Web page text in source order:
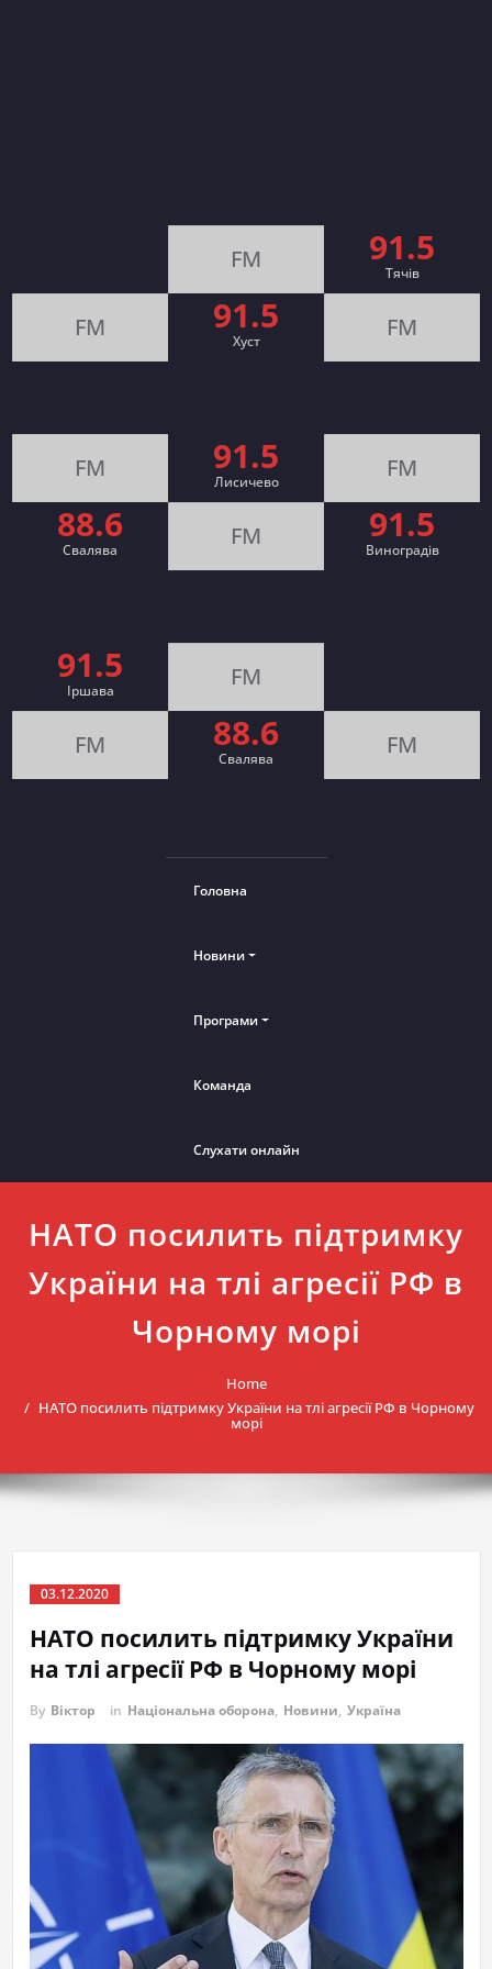
FM 91.5
Тячів
FM 91.5
Хуст FM
FM 91.5
Лисичево FM
88.6
Свалява FM 91.5
Виноградів
91.5
Іршава FM
FM 88.6
Cвалява FM
Головна
Новини
Програми
Команда
Слухати онлайн
НАТО посилить підтримку
України на тлі агресії РФ в
Чорному морі
Home
НАТО посилить підтримку України на тлі агресії РФ в Чорному
морі
03.12.2020
НАТО посилить підтримку України
на тлі агресії РФ в Чорному морі
By Віктор in Національна оборона, Новини, Україна